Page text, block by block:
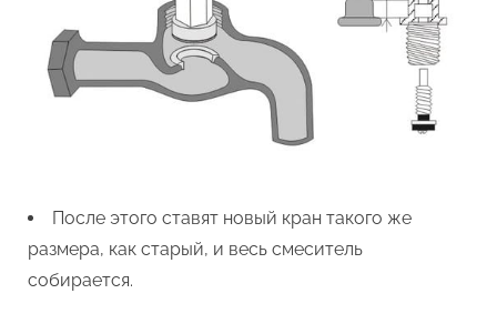
После этого ставят новый кран такого же
размера, как старый, и весь смеситель
собирается.